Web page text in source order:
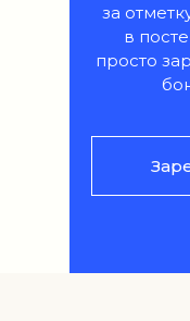
за
в
просто